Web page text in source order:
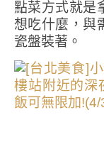
點菜方式就是
想吃什麼，與
瓷盤裝著。